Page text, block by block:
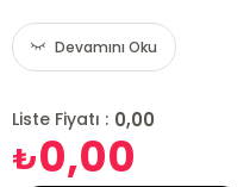
Devamını Oku
Liste Fiyatı : 0,00
₺0,00